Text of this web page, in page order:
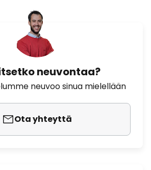
neuvontaa?
neuvoo sinua mielellään
Ota yhteyttä